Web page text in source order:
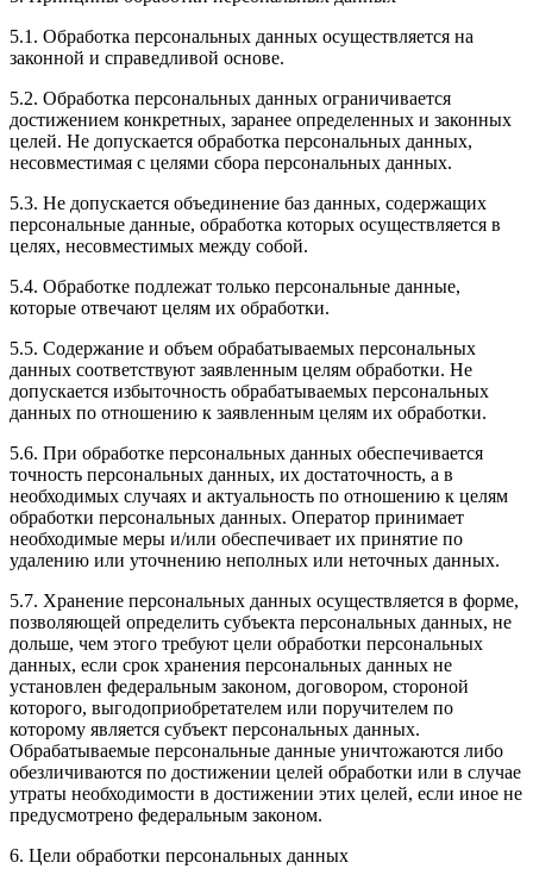
5.1. Обработка персональных данных осуществляется на
законной и справедливой основе.
5.2. Обработка персональных данных ограничивается
достижением конкретных, заранее определенных и законных
целей. Не допускается обработка персональных данных,
несовместимая с целями сбора персональных данных.
5.3. Не допускается объединение баз данных, содержащих
персональные данные, обработка которых осуществляется в
целях, несовместимых между собой.
5.4. Обработке подлежат только персональные данные,
которые отвечают целям их обработки.
5.5. Содержание и объем обрабатываемых персональных
данных соответствуют заявленным целям обработки. Не
допускается избыточность обрабатываемых персональных
данных по отношению к заявленным целям их обработки.
5.6. При обработке персональных данных обеспечивается
точность персональных данных, их достаточность, а в
необходимых случаях и актуальность по отношению к целям
обработки персональных данных. Оператор принимает
необходимые меры и/или обеспечивает их принятие по
удалению или уточнению неполных или неточных данных.
5.7. Хранение персональных данных осуществляется в форме,
позволяющей определить субъекта персональных данных, не
дольше, чем этого требуют цели обработки персональных
данных, если срок хранения персональных данных не
установлен федеральным законом, договором, стороной
которого, выгодоприобретателем или поручителем по
которому является субъект персональных данных.
Обрабатываемые персональные данные уничтожаются либо
обезличиваются по достижении целей обработки или в случае
утраты необходимости в достижении этих целей, если иное не
предусмотрено федеральным законом.
6. Цели обработки персональных данных